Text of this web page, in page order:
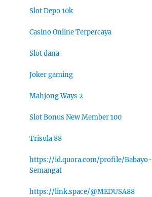
Slot Depo 10k
Casino Online Terpercaya
Slot dana
Joker gaming
Mahjong Ways 2
Slot Bonus New Member 100
Trisula 88
https://id.quora.com/profile/Babayo-
Semangat
https://link.space/@MEDUSA88